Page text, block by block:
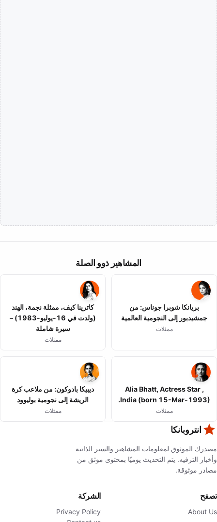
المشاهير ذوو الصلة
بريانكا شوبرا جوناس: من
جمشيدبور إلى النجومية العالمية
ممثلات
كاترينا كيف، ممثلة نجمة، الهند
(ولدت في 16-يوليو-1983) –
سيرة شاملة
ممثلات
Alia Bhatt, Actress Star ,
India (born 15-Mar-1993).
ممثلات
ديبيكا بادوكون: من ملاعب كرة
الريشة إلى نجومية بوليوود
ممثلات
انتروبانكا
مصدرك الموثوق لمعلومات المشاهير والسير الذاتية
وأخبار الترفيه. يتم التحديث يوميًا بمحتوى موثق من
مصادر موثوقة.
تصفح
About Us
الشركة
Privacy Policy